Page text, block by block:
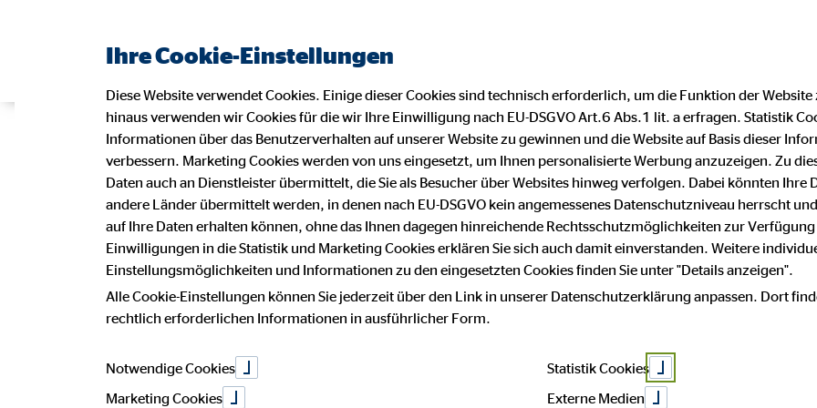
Ihre Cookie-Einstellungen
Diese Website verwendet Cookies. Einige dieser Cookies sind technisch erforderlich, um die Funktion der
hinaus verwenden wir Cookies für die wir Ihre Einwilligung nach EU-DSGVO Art.6 Abs.1 lit. a erfragen. Statistik
Informationen über das Benutzerverhalten auf unserer Website zu gewinnen und die Website auf Basis dieser
verbessern. Marketing Cookies werden von uns eingesetzt, um Ihnen personalisierte Werbung anzuzeigen. Zu
Daten auch an Dienstleister übermittelt, die Sie als Besucher über Websites hinweg verfolgen. Dabei könnten Ihre
andere Länder übermittelt werden, in denen nach EU-DSGVO kein angemessenes Datenschutzniveau herrscht
auf Ihre Daten erhalten können, ohne das Ihnen dagegen hinreichende Rechtsschutzmöglichkeiten zur
Einwilligungen in die Statistik und Marketing Cookies erklären Sie sich auch damit einverstanden. Weitere
Einstellungsmöglichkeiten und Informationen zu den eingesetzten Cookies finden Sie unter "Details anzeigen".
Alle Cookie-Einstellungen können Sie jederzeit über den Link in unserer Datenschutzerklärung anpassen. Dort
rechtlich erforderlichen Informationen in ausführlicher Form.
Notwendige Cookies
Statistik Cookies
Marketing Cookies
Externe Medien